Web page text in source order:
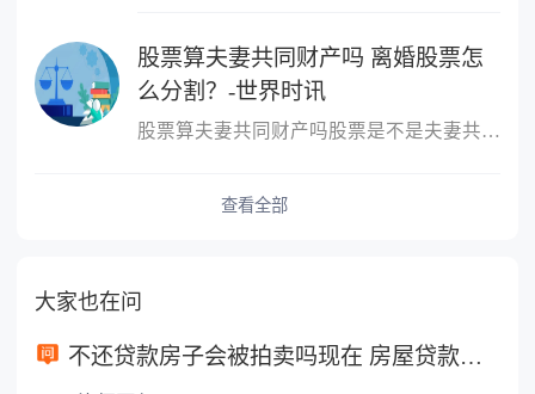
股票算夫妻共同财产吗 离婚股票怎
么分割？-世界时讯
股票算夫妻共同财产吗股票是不是夫妻共同财产的确认方式：如认定该
查看全部
大家也在问
不还贷款房子会被拍卖吗现在 房屋贷款还不起的诉讼时效是多长时间？